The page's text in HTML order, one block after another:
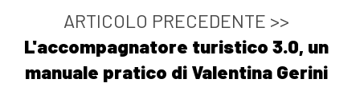
ARTICOLO PRECEDENTE >>
L'accompagnatore turistico 3.0, un
manuale pratico di Valentina Gerini